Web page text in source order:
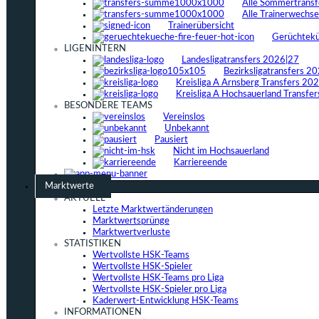
Alle
Alle
Trainerübersicht
LIGENINTERN
Landesligatransfers 2026|27
Bezirksligatransfers
Kreisliga A Arnsberg Transfers
Kreisliga A Hochsauerland
BESONDERE TEAMS
Vereinslos
Unbekannt
Pausiert
Nicht im Hochsauerland
Karriereende
Marktwerte
AKTUELL
Letzte Marktwertänderungen
Marktwertsprünge
Marktwertverluste
STATISTIKEN
Wertvollste HSK-Teams
Wertvollste HSK-Spieler
Wertvollste HSK-Teams pro Liga
Wertvollste HSK-Spieler pro Liga
Kaderwert-Entwicklung HSK-Teams
INFORMATIONEN